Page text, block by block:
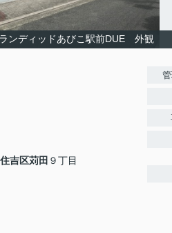
ンディッドあびこ駅前DUE 外観
吉区苅田 ９丁目